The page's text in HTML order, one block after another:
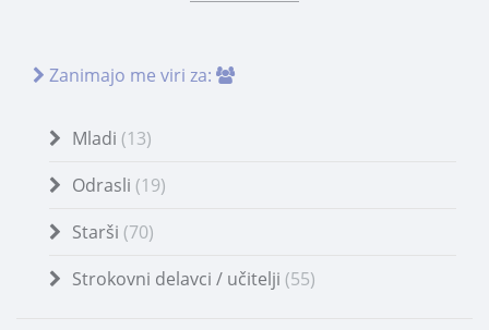
Zanimajo me viri za:
Mladi (13)
Odrasli (19)
Starši (70)
Strokovni delavci / učitelji (55)